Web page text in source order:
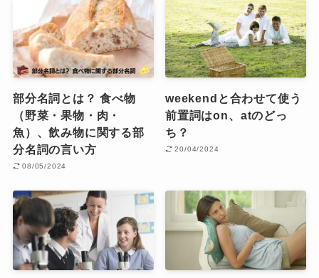
部分名詞とは？ 食べ物
（野菜・果物・肉・
魚）、飲み物に関する部
分名詞の言い方
08/05/2024
weekendと合わせて使う
前置詞はon、atのどっ
ち？
20/04/2024